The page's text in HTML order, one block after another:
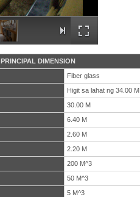
PRINCIPAL DIMENSION
Fiber glass
Higit sa lahat ng 34.00 M
30.00 M
6.40 M
2.60 M
2.20 M
200 M^3
50 M^3
5 M^3